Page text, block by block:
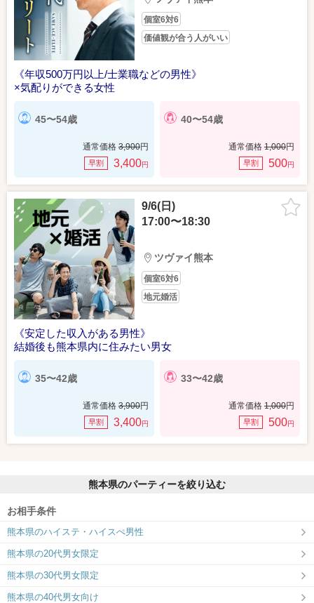
個室6対6
価値観が合う人がいい
《年収500万円以上/士業職などの男性》
×気配りができる女性
45〜54歳
通常価格 3,900円
早割 3,400円
40〜54歳
通常価格 1,000円
早割 500円
9/6(日)
17:00〜18:30
ツヴァイ熊本
個室6対6
地元婚活
《安定した収入がある男性》
結婚後も熊本県内に住みたい男女
35〜42歳
通常価格 3,900円
早割 3,400円
33〜42歳
通常価格 1,000円
早割 500円
熊本県のパーティーを絞り込む
お相手条件
熊本県のハイステ・ハイスぺ男性
熊本県の20代男女限定
熊本県の30代男女限定
熊本県の40代男女向け